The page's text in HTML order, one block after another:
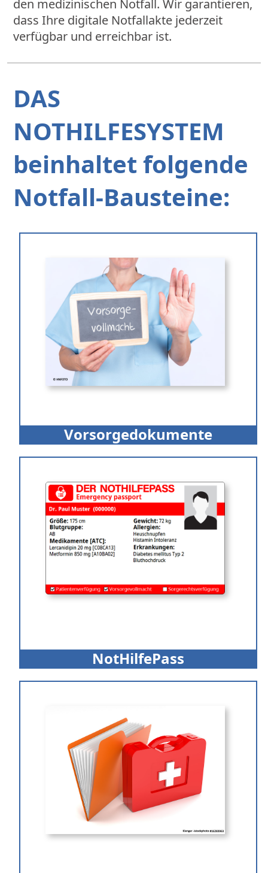
den medizinischen Notfall. Wir garantieren,
dass Ihre digitale Notfallakte jederzeit
verfügbar und erreichbar ist.
DAS
NOTHILFESYSTEM
beinhaltet folgende
Notfall-Bausteine:
Vorsorgedokumente
NotHilfePass